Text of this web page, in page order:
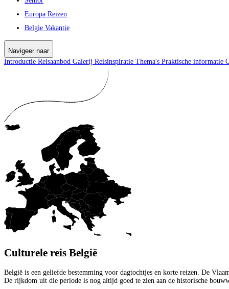
Europa Reizen
Belgie Vakantie
Navigeer naar
Introductie Reisaanbod Galerij Reisinspiratie Thema's Praktische informatie
Culturele reis België
België is een geliefde bestemming voor dagtochtjes en korte reizen. De
De rijkdom uit die periode is nog altijd goed te zien aan de historische